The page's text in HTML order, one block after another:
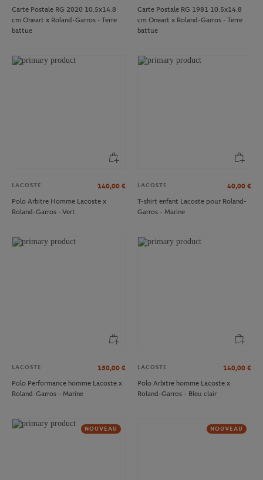
Carte Postale RG 2020 10.5x14.8
cm Oneart x Roland-Garros - Terre
battue
Carte Postale RG 1981 10.5x14.8
cm Oneart x Roland-Garros - Terre
battue
LACOSTE 140,00 €
Polo Arbitre Homme Lacoste x
Roland-Garros - Vert
LACOSTE 40,00 €
T-shirt enfant Lacoste pour Roland-
Garros - Marine
LACOSTE 150,00 €
Polo Performance homme Lacoste x
Roland-Garros - Marine
LACOSTE 140,00 €
Polo Arbitre homme Lacoste x
Roland-Garros - Bleu clair
NOUVEAU NOUVEAU